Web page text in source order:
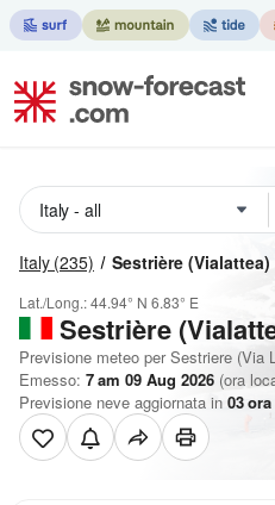
Italy (235) Sestrière (Vialattea)
Lat./Long.:44.94° N 6.83° E
Sestrière
Previsione meteo per Sestriere (Via
Emesso: 7 am 09 Aug 2026 (ora
Previsione neve aggiornata in 03ora